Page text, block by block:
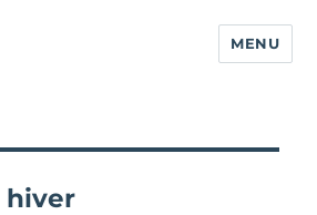
MENU
hiver